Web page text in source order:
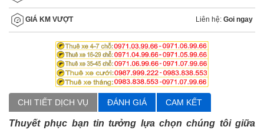
GIÁ KM VƯỢT Liên hệ: Goi ngay
CHI TIẾT DỊCH VỤ ĐÁNH GIÁ CAM KẾT
Thuyết phục bạn tin tưởng lựa chọn chúng tôi giữa